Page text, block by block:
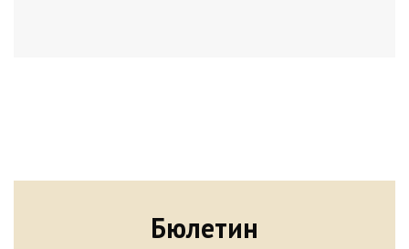
Бюлетин